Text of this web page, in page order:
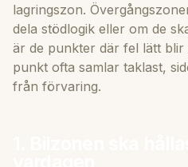
lagringszon.
dela stödlogik eller om de
är de punkter där fel lätt blir
punkt ofta samlar taklast,
från förvaring.